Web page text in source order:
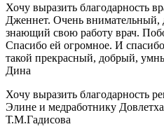
Хочу выразить благодарность
Дженнет. Очень
знающий свою работу врач.
Спасибо ей огромное. И спасибо
такой прекрасный, добрый,
Дина
Хочу выразить благодарность
Элине и медработнику
Т.М.Гадисова